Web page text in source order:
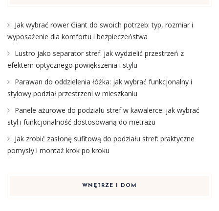
Jak wybrać rower Giant do swoich potrzeb: typ, rozmiar i
wyposażenie dla komfortu i bezpieczeństwa
Lustro jako separator stref: jak wydzielić przestrzeń z
efektem optycznego powiększenia i stylu
Parawan do oddzielenia łóżka: jak wybrać funkcjonalny i
stylowy podział przestrzeni w mieszkaniu
Panele ażurowe do podziału stref w kawalerce: jak wybrać
styl i funkcjonalność dostosowaną do metrażu
Jak zrobić zasłonę sufitową do podziału stref: praktyczne
pomysły i montaż krok po kroku
WNĘTRZE I DOM